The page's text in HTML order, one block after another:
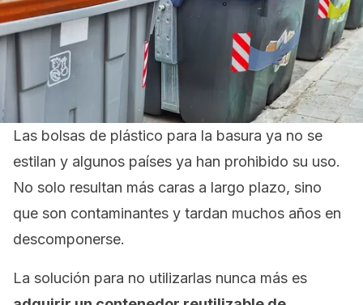
Las bolsas de plástico para la basura ya no se
estilan y algunos países ya han prohibido su uso.
No solo resultan más caras a largo plazo, sino
que son contaminantes y tardan muchos años en
descomponerse.
La solución para no utilizarlas nunca más es